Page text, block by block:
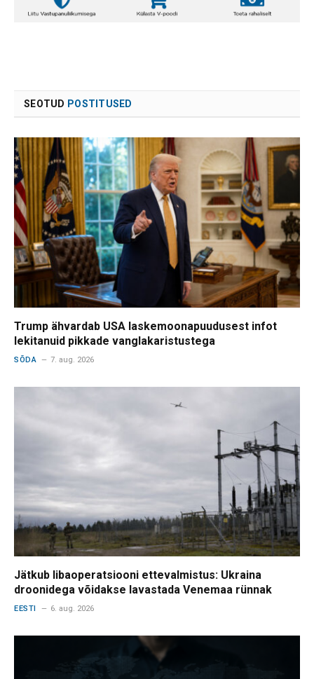
SEOTUD POSTITUSED
Trump ähvardab USA laskemoonapuudusest infot
lekitanuid pikkade vanglakaristustega
SÕDA 7. aug. 2026
Jätkub libaoperatsiooni ettevalmistus: Ukraina
droonidega võidakse lavastada Venemaa rünnak
EESTI 6. aug. 2026